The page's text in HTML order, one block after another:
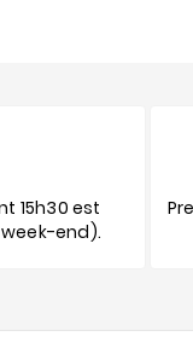
15h30 est
end).